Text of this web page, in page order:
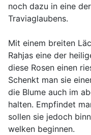
noch dazu in eine
Traviaglaubens.
Mit einem breiten
Rahjas eine der
diese Rosen einen
Schenkt man sie
die Blume auch im
halten. Empfindet
sollen sie jedoch
welken beginnen.